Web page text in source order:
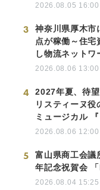
2026.08.05 16:00
3
神奈川県厚木市
点が稼働～住宅
し物流ネットワ
2026.08.06 13:00
4
2027年夏、待
リスティーヌ役
ミュージカル 『
2026.08.06 12:00
5
富山県商工会議
年記念祝賀会
2026.08.04 15:25